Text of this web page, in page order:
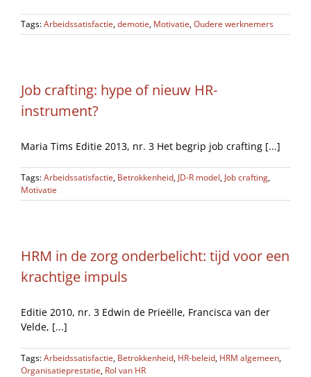
Tags:Arbeidssatisfactie,demotie, Motivatie,Oudere werknemers
Job crafting: hype of nieuw HR-
instrument?
Maria Tims Editie 2013, nr. 3 Het begrip job crafting [...]
Tags:Arbeidssatisfactie, Betrokkenheid, JD-R model, Job crafting,
Motivatie
HRM in de zorg onderbelicht: tijd voor een
krachtige impuls
Editie 2010, nr. 3 Edwin de Prieëlle, Francisca van der
Velde, [...]
Tags:Arbeidssatisfactie, Betrokkenheid, HR-beleid, HRM algemeen,
Organisatieprestatie, Rol van HR